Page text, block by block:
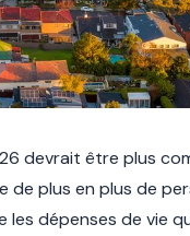
devrait être plus
de plus en plus de
dépenses de vie